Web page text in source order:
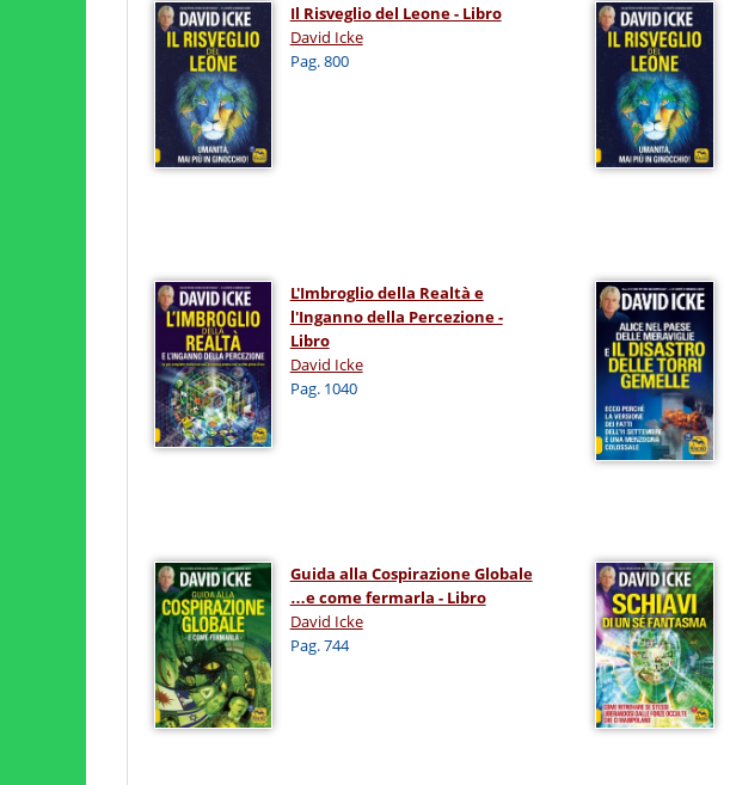
Il Risveglio del Leone - Libro
David Icke
Pag. 800
L'Imbroglio della Realtà e
l'Inganno della Percezione -
Libro
David Icke
Pag. 1040
Guida alla Cospirazione Globale
…e come fermarla - Libro
David Icke
Pag. 744